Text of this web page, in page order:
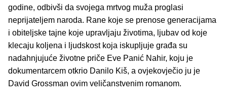
godine, odbivši da svojega mrtvog muža proglasi
neprijateljem naroda. Rane koje se prenose generacijama
i obiteljske tajne koje upravljaju životima, ljubav od koje
klecaju koljena i ljudskost koja iskupljuje građa su
nadahnjujuće životne priče Eve Panić Nahir, koju je
dokumentarcem otkrio Danilo Kiš, a ovjekovječio ju je
David Grossman ovim veličanstvenim romanom.